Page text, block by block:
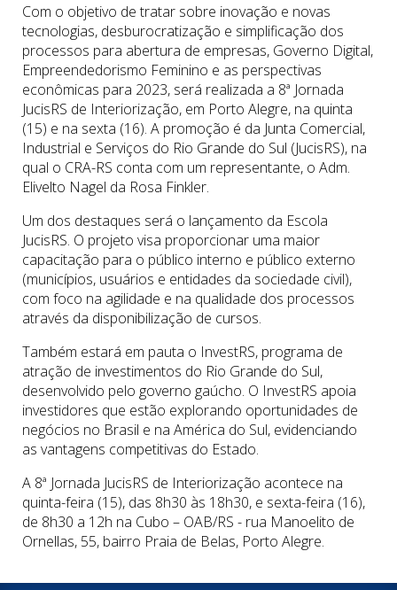
Com o objetivo de tratar sobre inovação e novas
tecnologias, desburocratização e simplificação dos
processos para abertura de empresas, Governo Digital,
Empreendedorismo Feminino e as perspectivas
econômicas para 2023, será realizada a 8ª Jornada
JucisRS de Interiorização, em Porto Alegre, na quinta
(15) e na sexta (16). A promoção é da Junta Comercial,
Industrial e Serviços do Rio Grande do Sul (JucisRS), na
qual o CRA-RS conta com um representante, o Adm.
Elivelto Nagel da Rosa Finkler.
Um dos destaques será o lançamento da Escola
JucisRS. O projeto visa proporcionar uma maior
capacitação para o público interno e público externo
(municípios, usuários e entidades da sociedade civil),
com foco na agilidade e na qualidade dos processos
através da disponibilização de cursos.
Também estará em pauta o InvestRS, programa de
atração de investimentos do Rio Grande do Sul,
desenvolvido pelo governo gaúcho. O InvestRS apoia
investidores que estão explorando oportunidades de
negócios no Brasil e na América do Sul, evidenciando
as vantagens competitivas do Estado.
A 8ª Jornada JucisRS de Interiorização acontece na
quinta-feira (15), das 8h30 às 18h30, e sexta-feira (16),
de 8h30 a 12h na Cubo – OAB/RS - rua Manoelito de
Ornellas, 55, bairro Praia de Belas, Porto Alegre.